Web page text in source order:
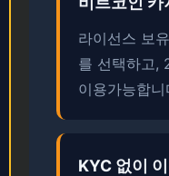
라이선스 보
를 선택하고,
이용가능합니
KYC 없이